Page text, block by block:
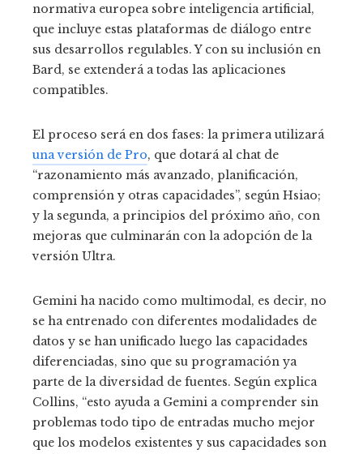
normativa europea sobre inteligencia artificial,
que incluye estas plataformas de diálogo entre
sus desarrollos regulables. Y con su inclusión en
Bard, se extenderá a todas las aplicaciones
compatibles.
El proceso será en dos fases: la primera utilizará
una versión de Pro, que dotará al chat de
“razonamiento más avanzado, planificación,
comprensión y otras capacidades”, según Hsiao;
y la segunda, a principios del próximo año, con
mejoras que culminarán con la adopción de la
versión Ultra.
Gemini ha nacido como multimodal, es decir, no
se ha entrenado con diferentes modalidades de
datos y se han unificado luego las capacidades
diferenciadas, sino que su programación ya
parte de la diversidad de fuentes. Según explica
Collins, “esto ayuda a Gemini a comprender sin
problemas todo tipo de entradas mucho mejor
que los modelos existentes y sus capacidades son